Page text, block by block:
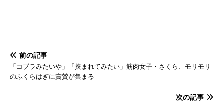
前の記事
「コブラみたいや」「挟まれてみたい」筋肉女子・さくら、モリモリ
のふくらはぎに賞賛が集まる
次の記事